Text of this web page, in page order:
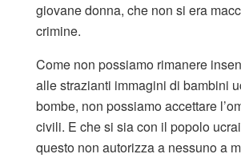
giovane donna, che non si era
crimine.
Come non possiamo rimanere
alle strazianti immagini di bambini
bombe, non possiamo accettare
civili. E che si sia con il popolo
questo non autorizza a nessuno a